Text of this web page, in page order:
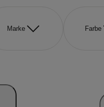
Marke Farbe